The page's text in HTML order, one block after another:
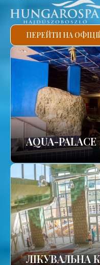
ПЕРЕЙТИ НА
AQUA-PALACE
ЛІКУВАЛЬНА